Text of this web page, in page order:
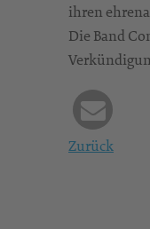
ihren
Die Band
Zurück